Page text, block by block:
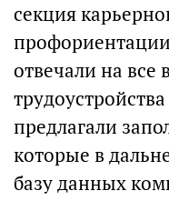
секция
отвечали на
предлагали
которые в
базу данных